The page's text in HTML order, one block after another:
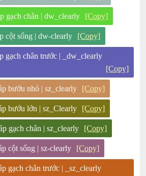
gạch chân | dw_clearly [Copy]
cột sống | dw-clearly [Copy]
gạch chân trước | _dw_clearly
[Copy]
bướu nhỏ | sz_clearly [Copy]
bướu lớn | sz_Clearly [Copy]
gạch chân | sz_clearly [Copy]
cột sống | sz-clearly [Copy]
gạch chân trước | _sz_clearly